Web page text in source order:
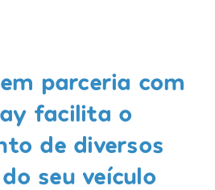
parceria com
facilita o
de diversos
seu veículo